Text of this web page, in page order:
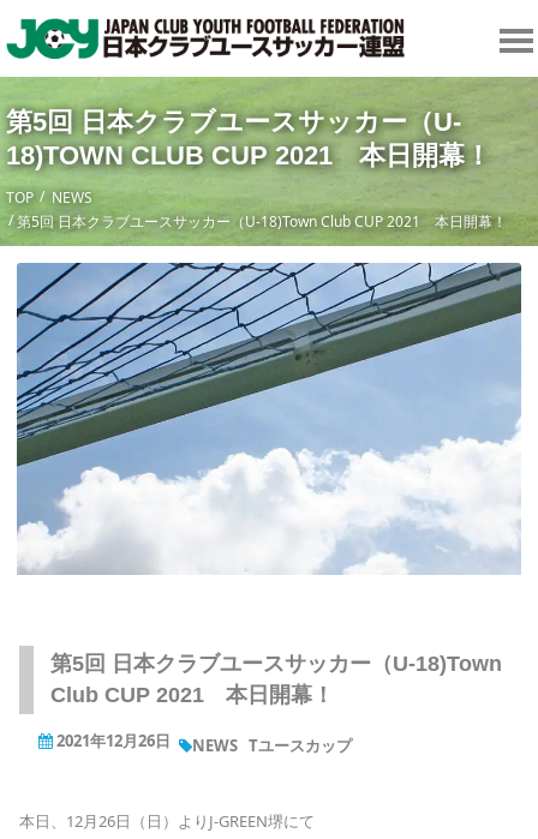
第5回 日本クラブユースサッカー（U-
18)TOWN CLUB CUP 2021 本日開幕！
TOP
NEWS
第5回 日本クラブユースサッカー（U-18)Town Club CUP 2021 本日開幕！
第5回 日本クラブユースサッカー（U-18)Town
Club CUP 2021 本日開幕！
2021年12月26日 NEWS Tユースカップ
本日、12月26日（日）よりJ-GREEN堺にて